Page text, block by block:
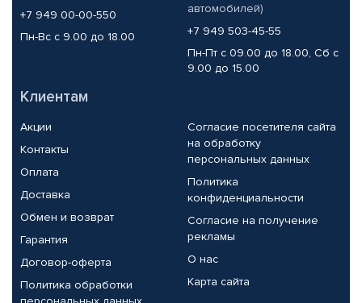
+7 949 00-00-550
Пн-Вс с 9.00 до 18.00
автомобилей)
+7 949 503-45-55
Пн-Пт с 09.00 до 18.00, Сб с
9.00 до 15.00
Клиентам
Акции
Контакты
Оплата
Доставка
Обмен и возврат
Гарантия
Договор-оферта
Политика обработки
Согласие посетителя сайта
на обработку
персональных данных
Политика
конфиденциальности
Согласие на получение
рекламы
О нас
Карта сайта